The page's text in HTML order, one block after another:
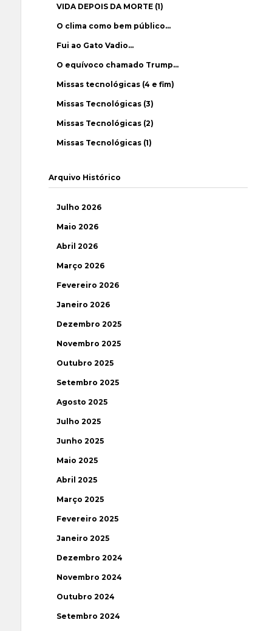
VIDA DEPOIS DA MORTE (1)
O clima como bem público…
Fui ao Gato Vadio…
O equívoco chamado Trump…
Missas tecnológicas (4 e fim)
Missas Tecnológicas (3)
Missas Tecnológicas (2)
Missas Tecnológicas (1)
Arquivo Histórico
Julho 2026
Maio 2026
Abril 2026
Março 2026
Fevereiro 2026
Janeiro 2026
Dezembro 2025
Novembro 2025
Outubro 2025
Setembro 2025
Agosto 2025
Julho 2025
Junho 2025
Maio 2025
Abril 2025
Março 2025
Fevereiro 2025
Janeiro 2025
Dezembro 2024
Novembro 2024
Outubro 2024
Setembro 2024